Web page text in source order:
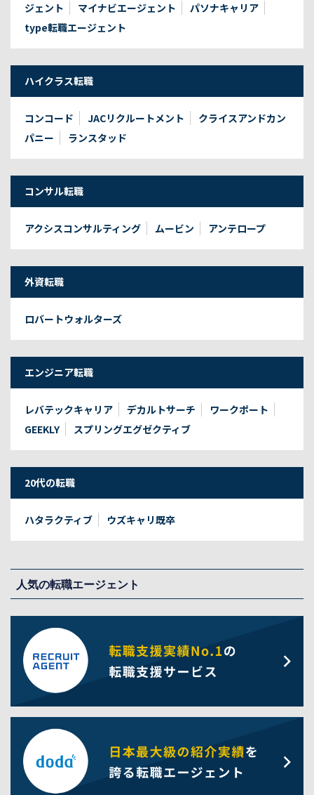
ジェント
マイナビエージェント
パソナキャリア
type転職エージェント
ハイクラス転職
コンコード JACリクルートメント
クライスアンドカン
パニー
ランスタッド
コンサル転職
アクシスコンサルティング ムービン アンテロープ
外資転職
ロバートウォルターズ
エンジニア転職
レバテックキャリア デカルトサーチ
ワークポート
GEEKLY
スプリングエグゼクティブ
20代の転職
ハタラクティブ ウズキャリ既卒
人気の転職エージェント